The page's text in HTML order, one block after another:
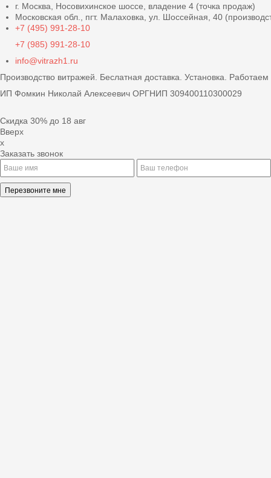
г. Москва, Носовихинское шоссе, владение 4 (точка продаж)
Московская обл., пгт. Малаховка, ул. Шоссейная, 40
+7 (495) 991-28-10
+7 (985) 991-28-10
info@vitrazh1.ru
Производство витражей. Беслатная доставка. Установка.
ИП Фомкин Николай Алексеевич ОРГНИП 309400110300029
Скидка 30% до 18 авг
Вверх
x
Заказать звонок